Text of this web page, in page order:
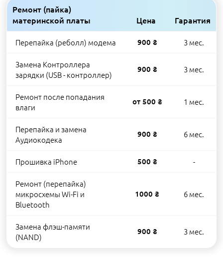
Ремонт (пайка)
материнской платы
Цена Гарантия
Перепайка (реболл) модема 900 ₴ 3 мес.
Замена Контроллера
зарядки (USB - контроллер)
900 ₴ 3 мес.
Ремонт после попадания
влаги
от 500 ₴ 1 мес.
Перепайка и замена
Аудиокодека
900 ₴ 6 мес.
Прошивка iPhone 500 ₴ -
Ремонт (перепайка)
микросхемы Wi-Fi и
Bluetooth
1000 ₴ 6 мес.
Замена флэш-памяти
(NAND)
900 ₴ 3 мес.